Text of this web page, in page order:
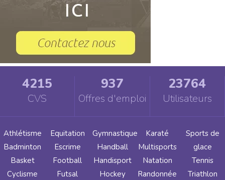
4215
CVS
937
Offres d'emploi
23764
Utilisateurs
Athlétisme
Badminton
Basket
Cyclisme
Equitation
Escrime
Football
Futsal
Gymnastique
Handball
Handisport
Hockey
Karaté
Multisports
Natation
Randonnée
Sports de
glace
Tennis
Triathlon